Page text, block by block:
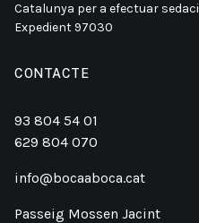
Catalunya per a efectuar
Expedient 97030
CONTACTE
93 804 54 01
629 804 070
info@bocaaboca.cat
Passeig Mossen Jacint